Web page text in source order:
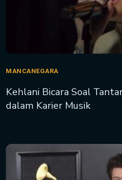
MANCANEGARA
Kehlani Bicara Soal
dalam Karier Musik